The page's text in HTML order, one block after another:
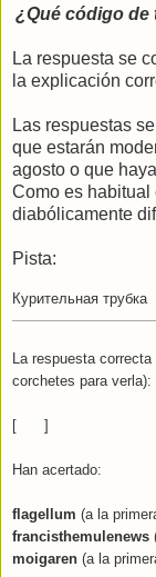
¿Qué código de
La respuesta se
la explicación
Las respuestas
que estarán
agosto o que
Como es habitual
diabólicamente
Pista:
Курительная трубка
La respuesta
corchetes para verla):
[ ]
Han acertado:
flagellum (a la
francisthemulenews
moigaren (a la